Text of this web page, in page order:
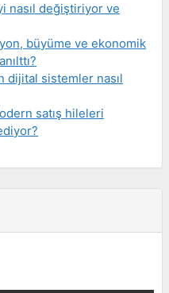
nasıl değiştiriyor ve
büyüme ve ekonomik
dijital sistemler nasıl
satış hileleri